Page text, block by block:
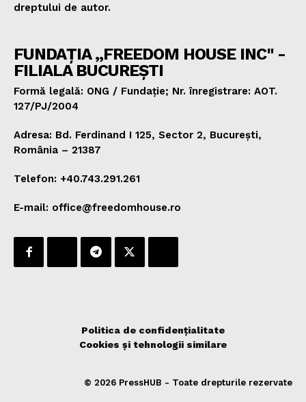
dreptului de autor.
FUNDAȚIA „FREEDOM HOUSE INC" -
FILIALA BUCUREȘTI
Formă legală: ONG / Fundație; Nr. înregistrare: AOT.
127/PJ/2004
Adresa: Bd. Ferdinand I 125, Sector 2, București,
România – 21387
Telefon: +40.743.291.261
E-mail: office@freedomhouse.ro
Politica de confidențialitate
Cookies și tehnologii similare
© 2026 PressHUB - Toate drepturile rezervate